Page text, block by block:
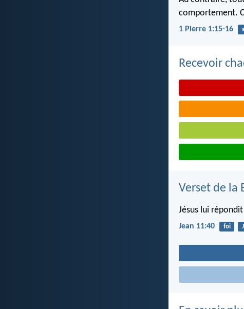
comportement.
1 Pierre 1:15-16
Recevoir
Verset de la
Jésus lui
Jean 11:40 foi